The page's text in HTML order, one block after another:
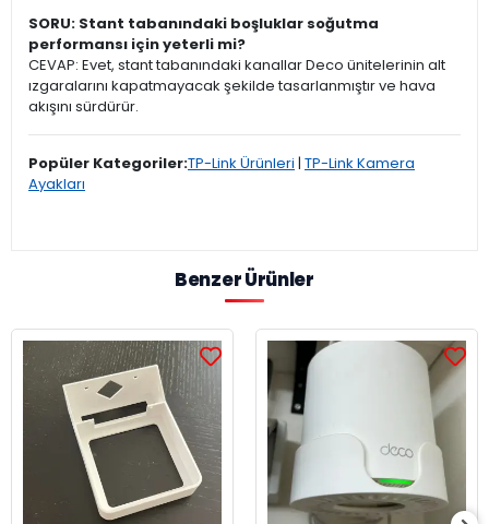
SORU: Stant tabanındaki boşluklar soğutma
performansı için yeterli mi?
CEVAP: Evet, stant tabanındaki kanallar Deco ünitelerinin alt
ızgaralarını kapatmayacak şekilde tasarlanmıştır ve hava
akışını sürdürür.
Popüler Kategoriler:TP-Link Ürünleri | TP-Link Kamera
Ayakları
Benzer Ürünler